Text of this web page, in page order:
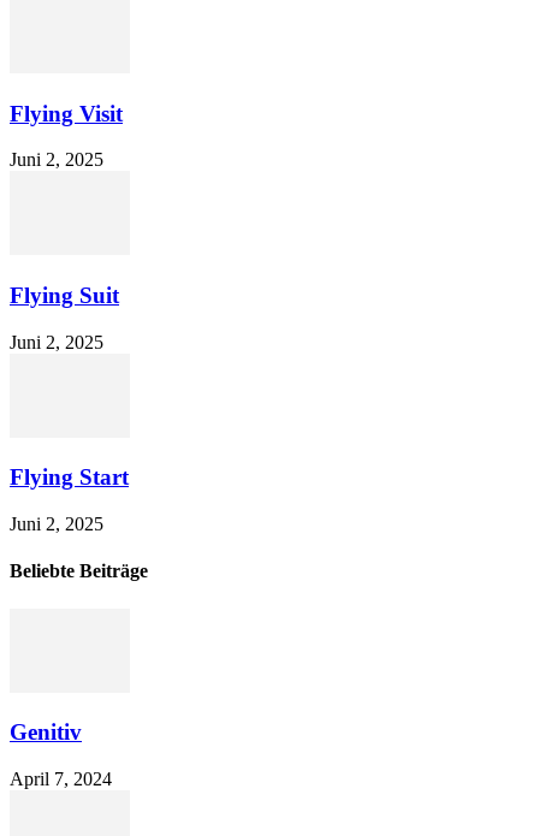
Flying Visit
Juni 2, 2025
Flying Suit
Juni 2, 2025
Flying Start
Juni 2, 2025
Beliebte Beiträge
Genitiv
April 7, 2024